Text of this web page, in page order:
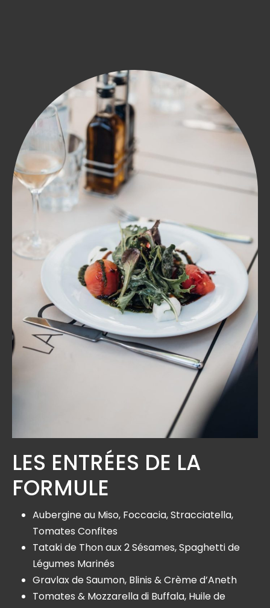
LES ENTRÉES DE LA
FORMULE
Aubergine au Miso, Foccacia, Stracciatella,
Tomates Confites
Tataki de Thon aux 2 Sésames, Spaghetti de
Légumes Marinés
Gravlax de Saumon, Blinis & Crème d’Aneth
Tomates & Mozzarella di Buffala, Huile de